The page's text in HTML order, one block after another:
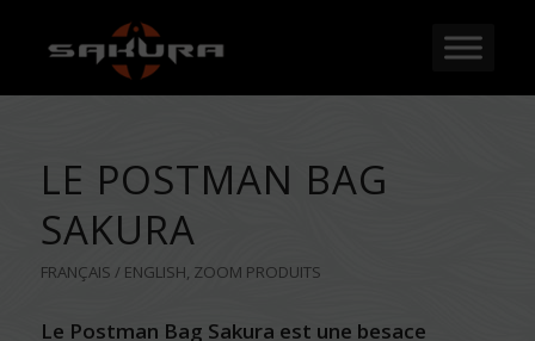
LE POSTMAN BAG
SAKURA
FRANÇAIS / ENGLISH, ZOOM PRODUITS
Le Postman Bag Sakura est une besace